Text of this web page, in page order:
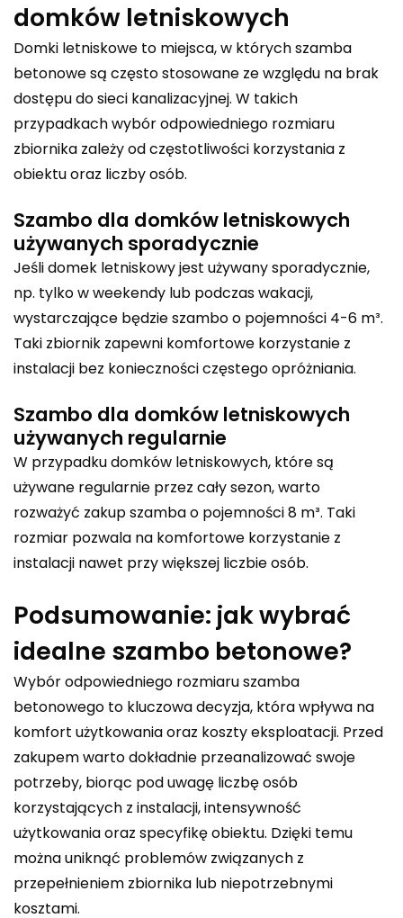
domków letniskowych
Domki letniskowe to miejsca, w których szamba
betonowe są często stosowane ze względu na brak
dostępu do sieci kanalizacyjnej. W takich
przypadkach wybór odpowiedniego rozmiaru
zbiornika zależy od częstotliwości korzystania z
obiektu oraz liczby osób.
Szambo dla domków letniskowych
używanych sporadycznie
Jeśli domek letniskowy jest używany sporadycznie,
np. tylko w weekendy lub podczas wakacji,
wystarczające będzie szambo o pojemności 4-6 m³.
Taki zbiornik zapewni komfortowe korzystanie z
instalacji bez konieczności częstego opróżniania.
Szambo dla domków letniskowych
używanych regularnie
W przypadku domków letniskowych, które są
używane regularnie przez cały sezon, warto
rozważyć zakup szamba o pojemności 8 m³. Taki
rozmiar pozwala na komfortowe korzystanie z
instalacji nawet przy większej liczbie osób.
Podsumowanie: jak wybrać
idealne szambo betonowe?
Wybór odpowiedniego rozmiaru szamba
betonowego to kluczowa decyzja, która wpływa na
komfort użytkowania oraz koszty eksploatacji. Przed
zakupem warto dokładnie przeanalizować swoje
potrzeby, biorąc pod uwagę liczbę osób
korzystających z instalacji, intensywność
użytkowania oraz specyfikę obiektu. Dzięki temu
można uniknąć problemów związanych z
przepełnieniem zbiornika lub niepotrzebnymi
kosztami.